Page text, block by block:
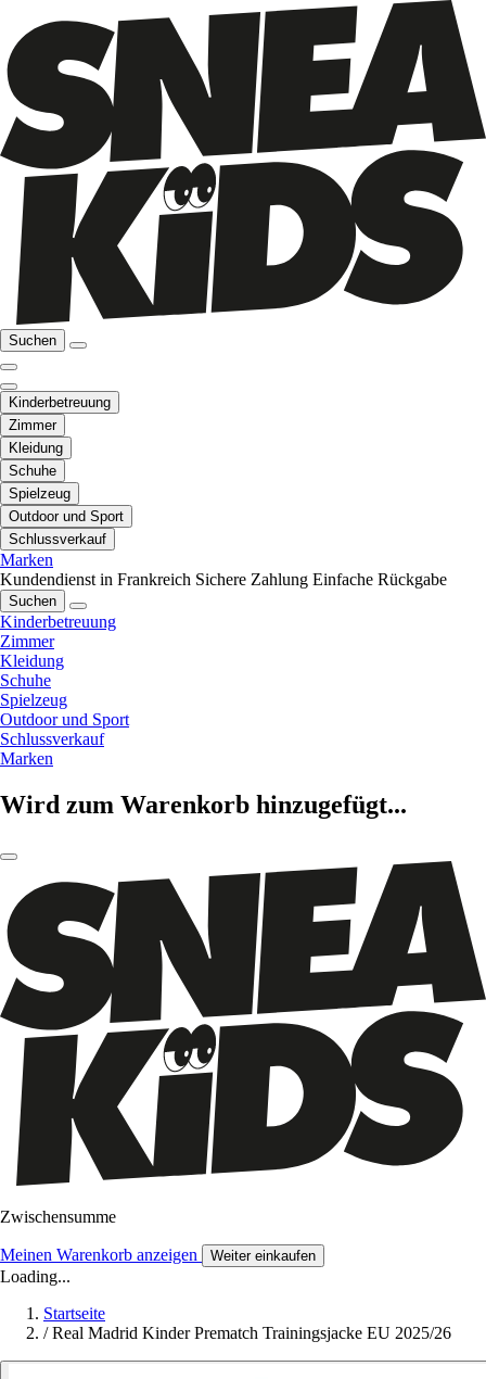
Suchen
Kinderbetreuung
Zimmer
Kleidung
Schuhe
Spielzeug
Outdoor und Sport
Schlussverkauf
Marken
Kundendienst in Frankreich Sichere Zahlung Einfache Rückgabe
Suchen
Kinderbetreuung
Zimmer
Kleidung
Schuhe
Spielzeug
Outdoor und Sport
Schlussverkauf
Marken
Wird zum Warenkorb hinzugefügt...
Zwischensumme
Meinen Warenkorb anzeigen Weiter einkaufen
Loading...
Startseite
/ Real Madrid Kinder Prematch Trainingsjacke EU 2025/26